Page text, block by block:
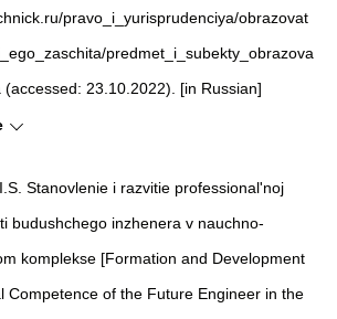
pravo_i_yurisprudenciya/obrazovat
predmet_i_subekty_obrazova
23.10.2022). [in Russian]
Stanovlenie i razvitie professional'noj
budushchego inzhenera v nauchno-
komplekse [Formation and Development
Competence of the Future Engineer in the